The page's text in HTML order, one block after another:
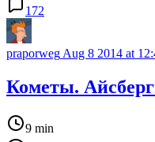
172
praporweg Aug 8 2014 at
Кометы.
9 min